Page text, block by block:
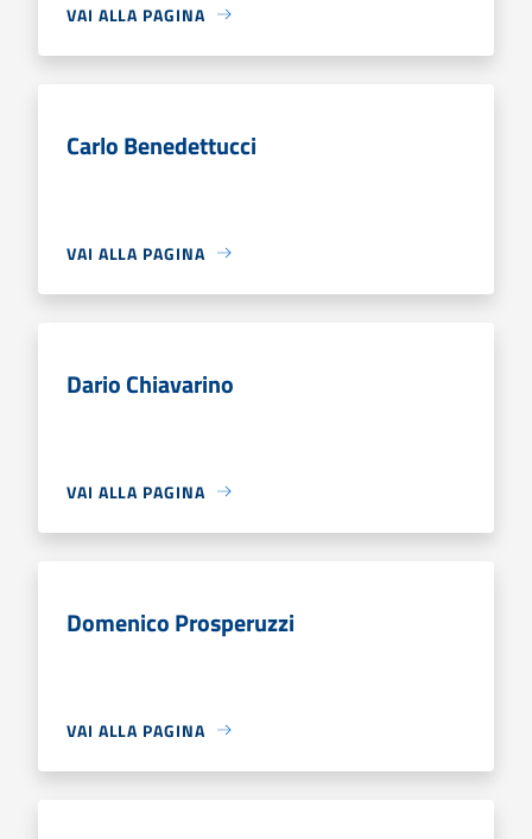
VAI ALLA PAGINA
Carlo Benedettucci
VAI ALLA PAGINA
Dario Chiavarino
VAI ALLA PAGINA
Domenico Prosperuzzi
VAI ALLA PAGINA